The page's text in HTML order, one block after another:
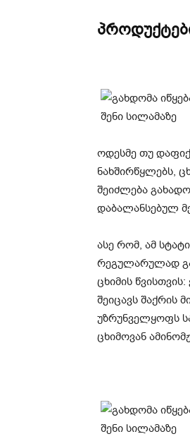
ოდესმე თუ
ნახშირწყლებს,
შეიძლება
დაბალანსებულ
ასე რომ, ამ
რეგულარულად
ცხიმის
შეიცავს შაქრის
უზრუნველყოფს
ცხიმოვან